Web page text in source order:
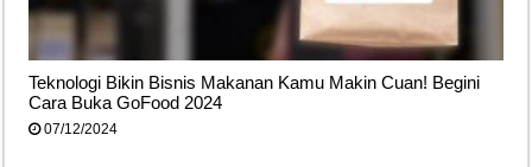
Teknologi Bikin Bisnis Makanan Kamu Makin Cuan! Begini
Cara Buka GoFood 2024
07/12/2024